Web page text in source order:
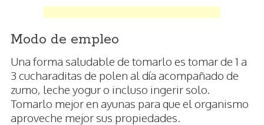
Modo de empleo
Una forma saludable de tomarlo es tomar de 1 a
3 cucharaditas de polen al día acompañado de
zumo, leche yogur o incluso ingerir solo.
Tomarlo mejor en ayunas para que el organismo
aproveche mejor sus propiedades.